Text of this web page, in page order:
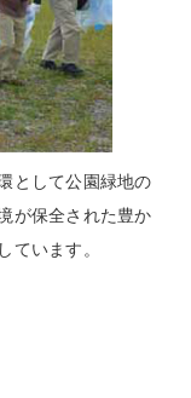
として公園緑地の
が保全された豊か
ています。